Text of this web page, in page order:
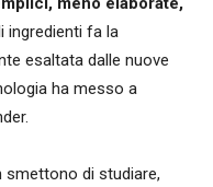
ingredienti fa la
esaltata dalle nuove
ha messo a
di studiare,